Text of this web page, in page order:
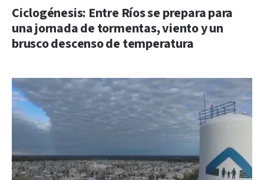
Ciclogénesis: Entre Ríos se prepara para
una jornada de tormentas, viento y un
brusco descenso de temperatura